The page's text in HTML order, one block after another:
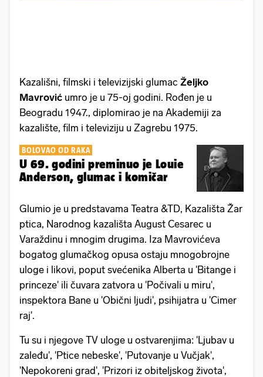
Kazališni, filmski i televizijski glumac Željko
Mavrović umro je u 75-oj godini. Rođen je u
Beogradu 1947., diplomirao je na Akademiji za
kazalište, film i televiziju u Zagrebu 1975.
BOLOVAO OD RAKA
U 69. godini preminuo je Louie
Anderson, glumac i komičar
Glumio je u predstavama Teatra &TD, Kazališta Žar
ptica, Narodnog kazališta August Cesarec u
Varaždinu i mnogim drugima. Iza Mavrovićeva
bogatog glumačkog opusa ostaju mnogobrojne
uloge i likovi, poput svećenika Alberta u 'Bitange i
princeze' ili čuvara zatvora u 'Počivali u miru',
inspektora Bane u 'Obični ljudi', psihijatra u 'Cimer
raj'.
Tu su i njegove TV uloge u ostvarenjima: 'Ljubav u
zaleđu', 'Ptice nebeske', 'Putovanje u Vučjak',
'Nepokoreni grad', 'Prizori iz obiteljskog života',